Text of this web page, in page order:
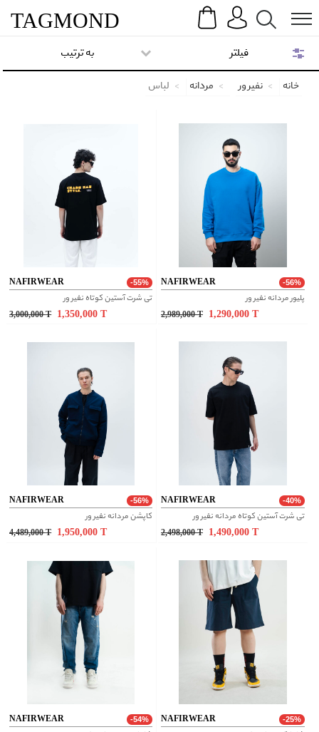
Search
TAGMOND
به ترتیب
خانه نفیر ور مردانه لباس
NAFIRWEAR -55%
تی شرت آستین کوتاه نفیر ور
3,000,000T 1,350,000T
NAFIRWEAR -56%
پلیور مردانه نفیر ور
2,989,000T 1,290,000 T
NAFIRWEAR -56%
کاپشن مردانه نفیر ور
4,489,000T 1,950,000T
NAFIRWEAR -40%
تی شرت آستین کوتاه مردانه نفیر ور
2,498,000T 1,490,000 T
NAFIRWEAR -54% NAFIRWEAR -25%
فیلتر